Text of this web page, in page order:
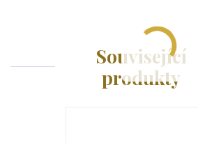
Související
produkty